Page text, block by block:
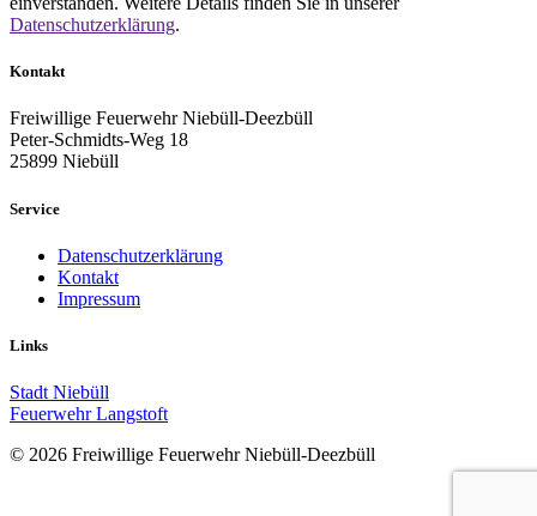
Datenschutzerklärung.
Kontakt
Freiwillige Feuerwehr Niebüll-Deezbüll
Peter-Schmidts-Weg 18
25899 Niebüll
Service
Datenschutzerklärung
Kontakt
Impressum
Links
Stadt Niebüll
Feuerwehr Langstoft
© 2026 Freiwillige Feuerwehr Niebüll-Deezbüll